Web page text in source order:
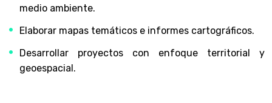
medio ambiente.
Elaborar mapas temáticos e informes cartográficos.
Desarrollar proyectos con enfoque territorial y
geoespacial.